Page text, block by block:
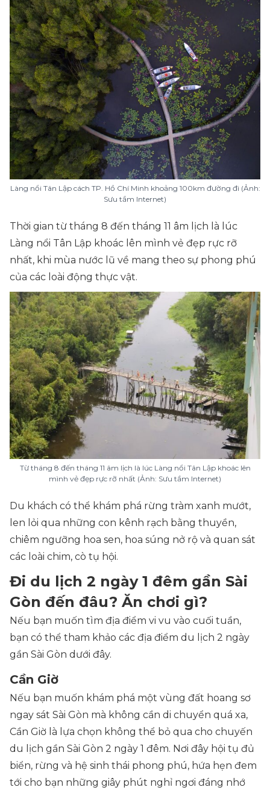
Làng nổi Tân Lập cách TP. Hồ Chí Minh khoảng 100km đường đi (Ảnh:
Sưu tầm Internet)
Thời gian từ tháng 8 đến tháng 11 âm lịch là lúc
Làng nổi Tân Lập khoác lên mình vẻ đẹp rực rỡ
nhất, khi mùa nước lũ về mang theo sự phong phú
của các loài động thực vật.
Từ tháng 8 đến tháng 11 âm lịch là lúc Làng nổi Tân Lập khoác lên
mình vẻ đẹp rực rỡ nhất (Ảnh: Sưu tầm Internet)
Du khách có thể khám phá rừng tràm xanh mướt,
len lỏi qua những con kênh rạch bằng thuyền,
chiêm ngưỡng hoa sen, hoa súng nở rộ và quan sát
các loài chim, cò tụ hội.​
Đi du lịch 2 ngày 1 đêm gần Sài
Gòn đến đâu? Ăn chơi gì?
Nếu bạn muốn tìm địa điểm vi vu vào cuối tuần,
bạn có thể tham khảo các địa điểm du lịch 2 ngày
gần Sài Gòn dưới đây.
Cần Giờ
Nếu bạn muốn khám phá một vùng đất hoang sơ
ngay sát Sài Gòn mà không cần di chuyển quá xa,
Cần Giờ là lựa chọn không thể bỏ qua cho chuyến
du lịch gần Sài Gòn 2 ngày 1 đêm. Nơi đây hội tụ đủ
biển, rừng và hệ sinh thái phong phú, hứa hẹn đem
tới cho bạn những giây phút nghỉ ngơi đáng nhớ